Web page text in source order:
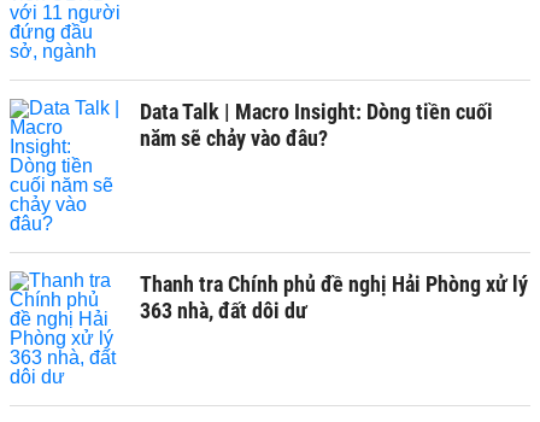
Data Talk | Macro Insight: Dòng tiền cuối
năm sẽ chảy vào đâu?
Thanh tra Chính phủ đề nghị Hải Phòng xử lý
363 nhà, đất dôi dư